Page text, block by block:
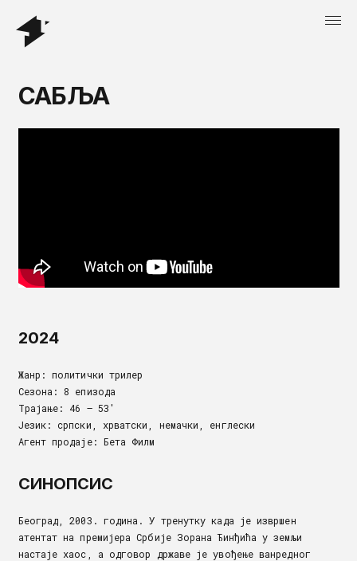
САБЉА
2024
Жанр: политички трилер
Сезона: 8 епизода
Трајање: 46 – 53′
Језик: српски, хрватски, немачки, енглески
Агент продаје: Бета Филм
СИНОПСИС
Београд, 2003. година. У тренутку када је извршен
атентат на премијера Србије Зорана Ђинђића у земљи
настаје хаос, а одговор државе је увођење ванредног